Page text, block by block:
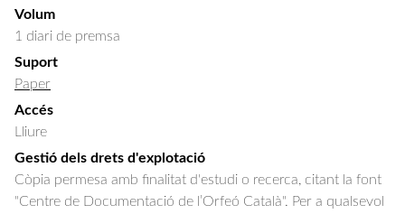
Volum
1 diari de premsa
Suport
Paper
Accés
Lliure
Gestió dels drets d'explotació
Còpia permesa amb finalitat d'estudi o recerca, citant la font
"Centre de Documentació de l’Orfeó Català". Per a qualsevol